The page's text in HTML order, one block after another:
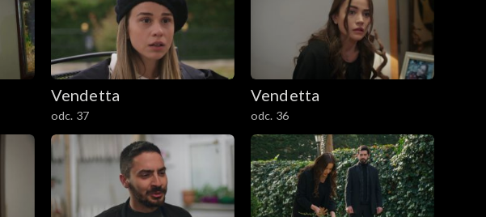
Vendetta
odc. 37
Vendetta
odc. 36